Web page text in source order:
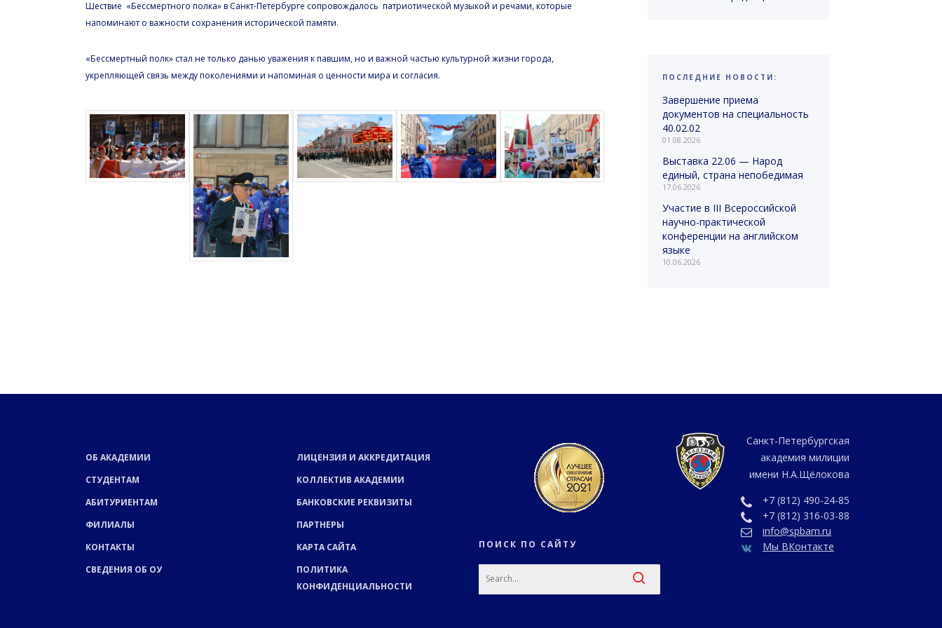
Шествие «Бессмертного полка» в Санкт-Петербурге сопровождалось патриотической музыкой и речами, которые
напоминают о важности сохранения исторической памяти.
«Бессмертный полк» стал не только данью уважения к павшим, но и важной частью культурной жизни города,
укрепляющей связь между поколениями и напоминая о ценности мира и согласия.
ПОСЛЕДНИЕ НОВОСТИ:
Завершение приема
документов на специальность
40.02.02
01.08.2026
Выставка 22.06 — Народ
единый, страна непобедимая
17.06.2026
Участие в III Всероссийской
научно-практической
конференции на английском
языке
10.06.2026
ОБ АКАДЕМИИ
СТУДЕНТАМ
АБИТУРИЕНТАМ
ФИЛИАЛЫ
КОНТАКТЫ
СВЕДЕНИЯ ОБ ОУ
ЛИЦЕНЗИЯ И АККРЕДИТАЦИЯ
КОЛЛЕКТИВ АКАДЕМИИ
БАНКОВСКИЕ РЕКВИЗИТЫ
ПАРТНЕРЫ
КАРТА САЙТА
ПОЛИТИКА
КОНФИДЕНЦИАЛЬНОСТИ
ПОИСК ПО САЙТУ
Санкт-Петербургская
академия милиции
имени Н.А.Щёлокова
+7 (812) 490-24-85
+7 (812) 316-03-88
info@spbam.ru
Мы ВКонтакте